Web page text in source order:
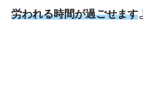
労われる時間が過ごせます